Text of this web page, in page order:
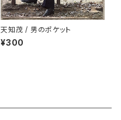
天知茂 / 男のポケット
¥300